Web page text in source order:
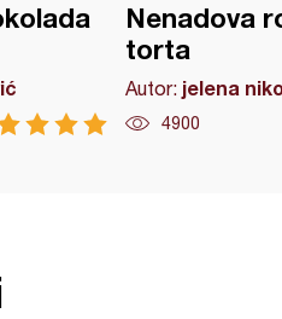
Nenadova
torta
Autor: jelena
4900